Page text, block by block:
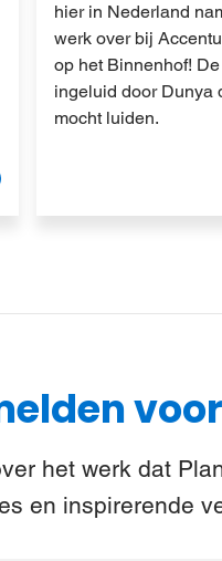
hier in Nederland
werk over bij
op het Binnenhof!
ingeluid door Dunya
mocht luiden.
het werk dat
en inspirerende